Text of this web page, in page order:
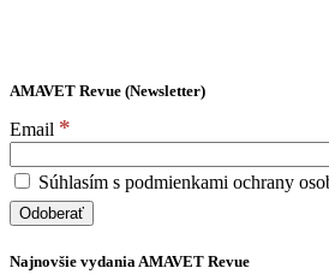
AMAVET Revue (Newsletter)
Email *
Súhlasím s podmienkami ochrany
Najnovšie vydania AMAVET Revue